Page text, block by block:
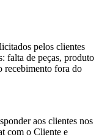
pelos clientes
falta de peças, produto
recebimento fora do
aos clientes nos
com o Cliente e